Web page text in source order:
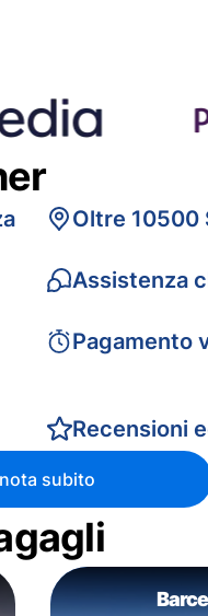
Oltre 10500
Assistenza
Pagamento
Recensioni
subito